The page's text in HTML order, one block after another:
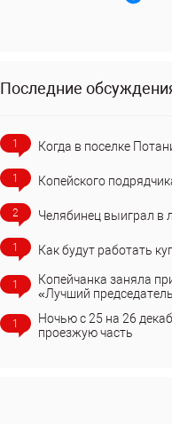
Последние
1 Когда в поселке
1 Копейского
2 Челябинец выиграл в
1 Как будут работать
1
Копейчанка заняла
«Лучший
1
Ночью с 25 на 26
проезжую часть